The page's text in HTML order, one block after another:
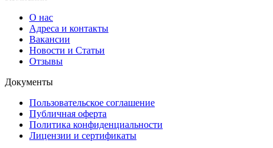
О нас
Адреса и контакты
Вакансии
Новости и Статьи
Отзывы
Документы
Пользовательское соглашение
Публичная оферта
Политика конфиденциальности
Лицензии и сертификаты